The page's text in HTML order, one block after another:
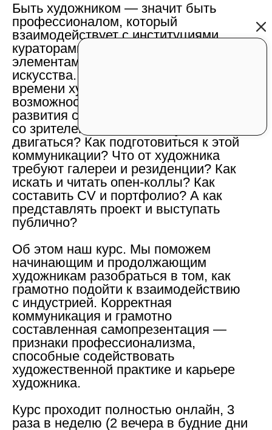
Быть художником — значит быть
профессионалом, который
взаимодействует с институциями,
кураторами, рынком и другими
элементами системы современного
искусства. Значительную часть
времени художника занимает поиск
возможностей, грантов, программ для
развития своей практики и встречи
со зрителем. Как понять, куда
двигаться? Как подготовиться к этой
коммуникации? Что от художника
требуют галереи и резиденции? Как
искать и читать опен-коллы? Как
составить CV и портфолио? А как
представлять проект и выступать
публично?
Об этом наш курс. Мы поможем
начинающим и продолжающим
художникам разобраться в том, как
грамотно подойти к взаимодействию
с индустрией. Корректная
коммуникация и грамотно
составленная самопрезентация —
признаки профессионализма,
способные содействовать
художественной практике и карьере
художника.
Курс проходит полностью онлайн, 3
раза в неделю (2 вечера в будние дни